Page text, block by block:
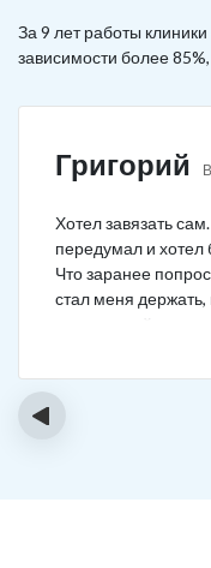
За 9 лет работы
зависимости более
Григорий
Хотел завязать
передумал и хотел
Что заранее
стал меня
начал силой
связан меня и
нарколог, мне
для прохождения
‹